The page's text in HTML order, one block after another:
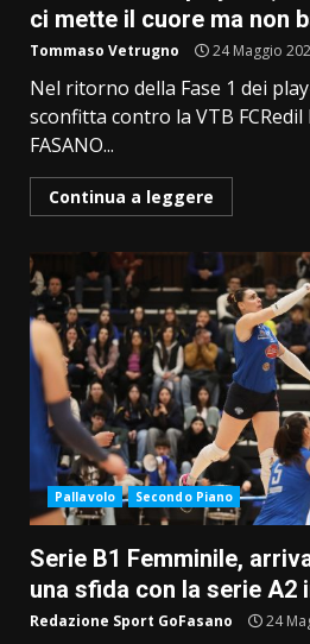
ci mette il cuore ma non
Tommaso Vetrugno 24 Maggio
Nel ritorno della Fase 1 dei
sconfitta contro la VTB FCRedil
FASANO...
Continua a leggere
Pallavolo Secondo Piano
Serie B1 Femminile,
una sfida con la serie A2
Redazione Sport GoFasano 24